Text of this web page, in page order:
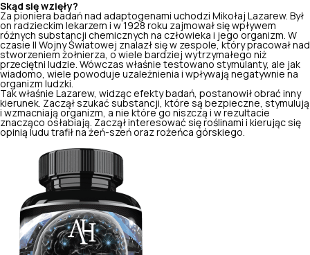
Skąd się wzięły?
Za pioniera badań nad adaptogenami uchodzi Mikołaj Lazarew. Był
on radzieckim lekarzem i w 1928 roku zajmował się wpływem
różnych substancji chemicznych na człowieka i jego organizm. W
czasie II Wojny Światowej znalazł się w zespole, który pracował nad
stworzeniem żołnierza, o wiele bardziej wytrzymałego niż
przeciętni ludzie. Wówczas właśnie testowano stymulanty, ale jak
wiadomo, wiele powoduje uzależnienia i wpływają negatywnie na
organizm ludzki.
Tak właśnie Lazarew, widząc efekty badań, postanowił obrać inny
kierunek. Zaczął szukać substancji, które są bezpieczne, stymulują
i wzmacniają organizm, a nie które go niszczą i w rezultacie
znacząco osłabiają. Zaczął interesować się roślinami i kierując się
opinią ludu trafił na żeń-szeń oraz rożeńca górskiego.